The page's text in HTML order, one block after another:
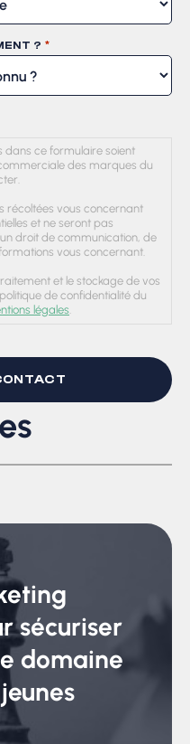
? *
dans ce formulaire soient
des marques du
récoltées vous concernant
et ne seront pas
droit de communication, de
vous concernant.
et le stockage de vos
de confidentialité du
légales.
sécuriser
domaine